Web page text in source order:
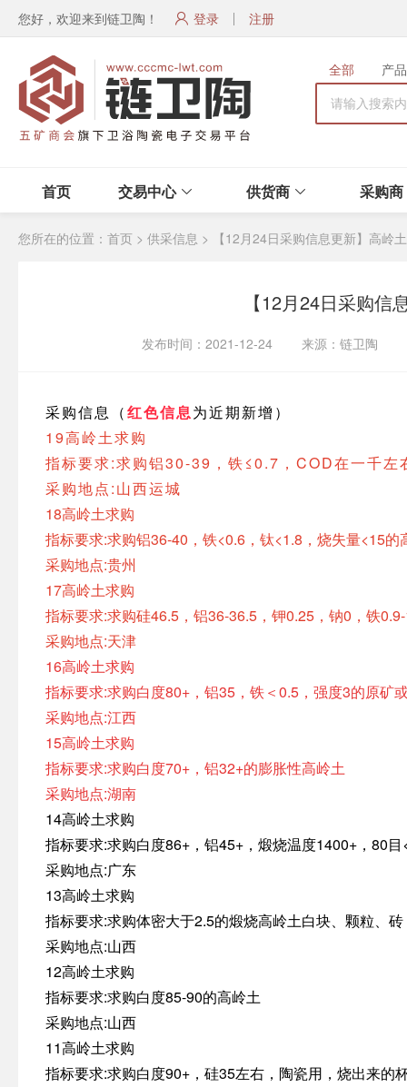
您好，欢迎来到链卫陶！ 登录 注册
全部 产品
首页 交易中心 供货商 采购商
您所在的位置： 首页 > 供采信息 > 【12月24日采购信息更新】高岭
【12月24日采购信
发布时间：2021-12-24 来源：链卫陶
采购信息 （红色信息为近期新增 ）
19高岭土求购
指标要求:求购铝30-39，铁≤0.7，COD在一千左
采购地点:山西运城
18高岭土求购
指标要求:求购铝36-40，铁<0.6，钛<1.8，烧失量<15的
采购地点:贵州
17高岭土求购
指标要求:求购硅46.5，铝36-36.5，钾0.25，钠0，铁
采购地点:天津
16高岭土求购
指标要求:求购白度80+，铝35，铁＜0.5，强度3的原矿
采购地点:江西
15高岭土求购
指标要求:求购白度70+，铝32+的膨胀性高岭土
采购地点:湖南
14高岭土求购
指标要求:求购白度86+，铝45+，煅烧温度1400+，80
采购地点:广东
13高岭土求购
指标要求:求购体密大于2.5的煅烧高岭土白块、颗粒、
采购地点:山西
12高岭土求购
指标要求:求购白度85-90的高岭土
采购地点:山西
11高岭土求购
指标要求:求购白度90+，硅35左右，陶瓷用，烧出来的